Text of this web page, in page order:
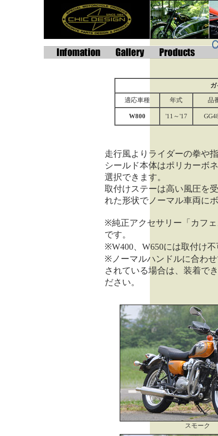
適応車種
年式 品
W800 '11～'17
走行風よりライダーの拳や
シールド本体はポリカーボ
選択できます。
取付けステーは高い風圧を
れた形状でノーマル車両に
※純正アクセサリー「カフ
です。
※W400、W650には取付け
※ノーマルハンドルに合わ
されている場合は、装着で
ださい。
スモーク